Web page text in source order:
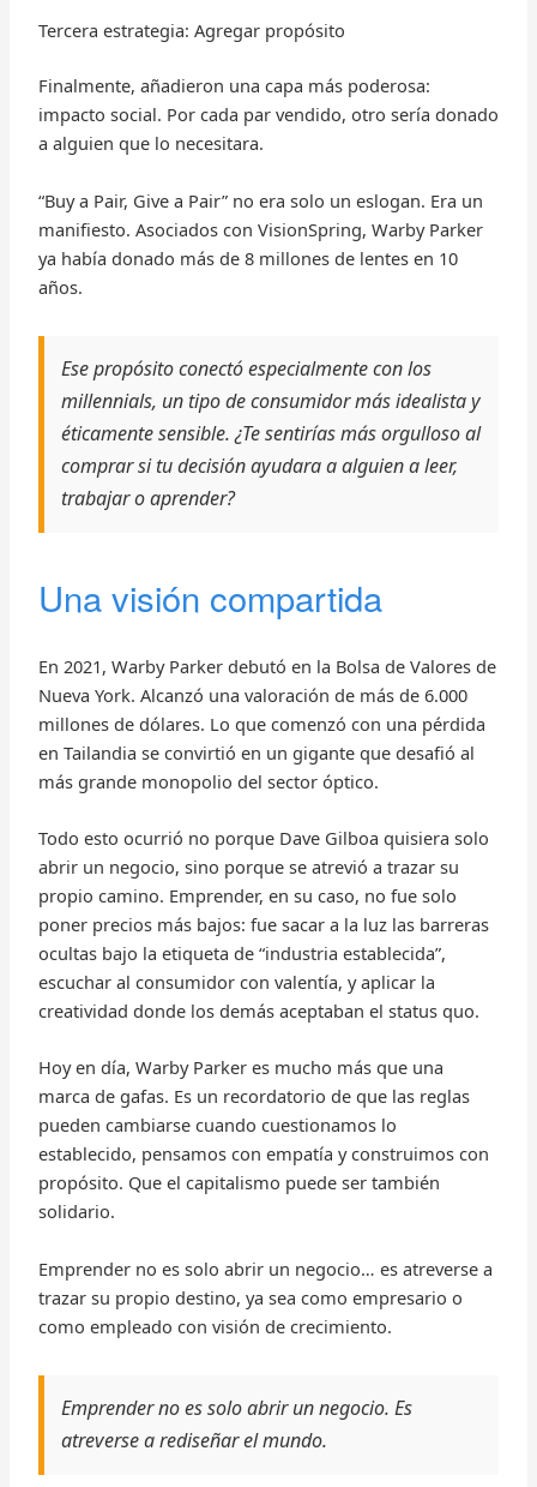
Tercera estrategia: Agregar propósito
Finalmente, añadieron una capa más poderosa:
impacto social. Por cada par vendido, otro sería donado
a alguien que lo necesitara.
“Buy a Pair, Give a Pair” no era solo un eslogan. Era un
manifiesto. Asociados con VisionSpring, Warby Parker
ya había donado más de 8 millones de lentes en 10
años.
Ese propósito conectó especialmente con los
millennials, un tipo de consumidor más idealista y
éticamente sensible. ¿Te sentirías más orgulloso al
comprar si tu decisión ayudara a alguien a leer,
trabajar o aprender?
Una visión compartida
En 2021, Warby Parker debutó en la Bolsa de Valores de
Nueva York. Alcanzó una valoración de más de 6.000
millones de dólares. Lo que comenzó con una pérdida
en Tailandia se convirtió en un gigante que desafió al
más grande monopolio del sector óptico.
Todo esto ocurrió no porque Dave Gilboa quisiera solo
abrir un negocio, sino porque se atrevió a trazar su
propio camino. Emprender, en su caso, no fue solo
poner precios más bajos: fue sacar a la luz las barreras
ocultas bajo la etiqueta de “industria establecida”,
escuchar al consumidor con valentía, y aplicar la
creatividad donde los demás aceptaban el status quo.
Hoy en día, Warby Parker es mucho más que una
marca de gafas. Es un recordatorio de que las reglas
pueden cambiarse cuando cuestionamos lo
establecido, pensamos con empatía y construimos con
propósito. Que el capitalismo puede ser también
solidario.
Emprender no es solo abrir un negocio… es atreverse a
trazar su propio destino, ya sea como empresario o
como empleado con visión de crecimiento.
Emprender no es solo abrir un negocio. Es
atreverse a rediseñar el mundo.